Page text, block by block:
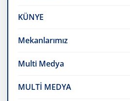
KÜNYE
Mekanlarımız
Multi Medya
MULTİ MEDYA